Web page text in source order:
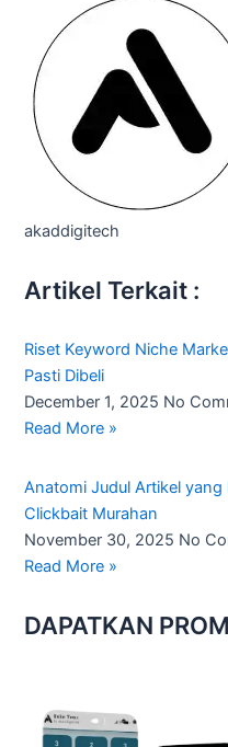
akaddigitech
Artikel Terkait :
Riset Keyword Niche
Pasti Dibeli
December 1, 2025 No
Read More »
Anatomi Judul Artikel yang
Clickbait Murahan
November 30, 2025 No
Read More »
DAPATKAN